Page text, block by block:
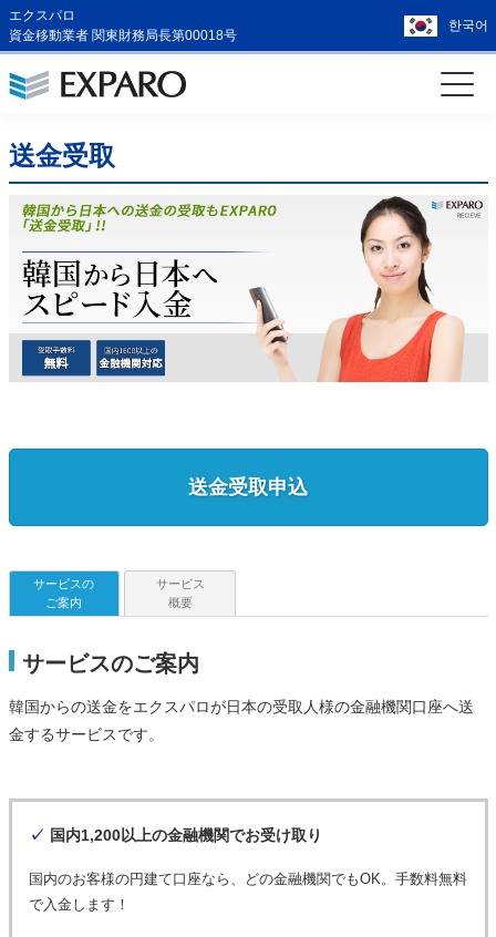
エクスパロ
資金移動業者 関東財務局長第00018号
한국어
送金受取
送金受取申込
サービスの
ご案内
サービス
概要
サービスのご案内
韓国からの送金をエクスパロが日本の受取人様の金融機関口座へ送
金するサービスです。
✓ 国内1,200以上の金融機関でお受け取り
国内のお客様の円建て口座なら、どの金融機関でもOK。手数料無料
で入金します！